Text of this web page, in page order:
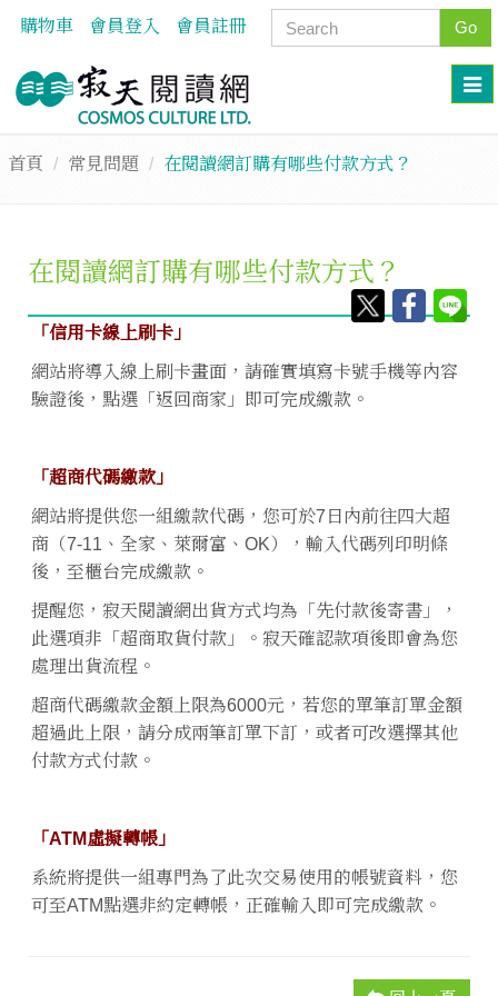
Go
購物車 會員登入 會員註冊
首頁 常見問題 在閱讀網訂購有哪些付款方式？
在閱讀網訂購有哪些付款方式？
「信用卡線上刷卡」
網站將導入線上刷卡畫面，請確實填寫卡號手機等內容
驗證後，點選「返回商家」即可完成繳款。
「超商代碼繳款」
網站將提供您一組繳款代碼，您可於7日內前往四大超
商（7-11、全家、萊爾富、OK），輸入代碼列印明條
後，至櫃台完成繳款。
提醒您，寂天閱讀網出貨方式均為「先付款後寄書」，
此選項非「超商取貨付款」。寂天確認款項後即會為您
處理出貨流程。
超商代碼繳款金額上限為6000元，若您的單筆訂單金額
超過此上限，請分成兩筆訂單下訂，或者可改選擇其他
付款方式付款。
「ATM虛擬轉帳」
系統將提供一組專門為了此次交易使用的帳號資料，您
可至ATM點選非約定轉帳，正確輸入即可完成繳款。